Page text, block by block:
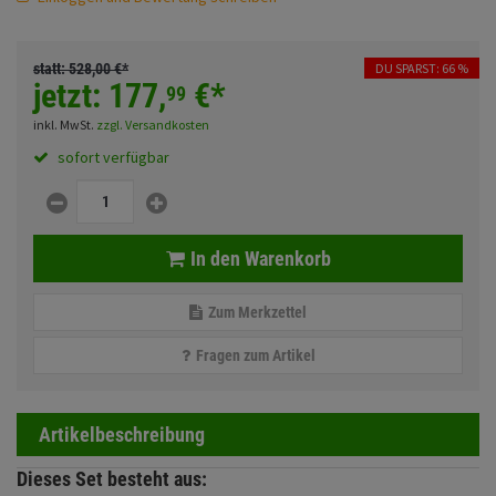
Gepäck Zubehör
Zubehör
Merchandise
Anmelden | Registrieren
statt:528,00€*
jetzt: 177,99 €*
DU SPARST: 66 %
inkl. MwSt. zzgl. Versandkosten
sofort verfügbar
In den Warenkorb
Zum Merkzettel
Fragen zum Artikel
Artikelbeschreibung
Dieses Set besteht aus: